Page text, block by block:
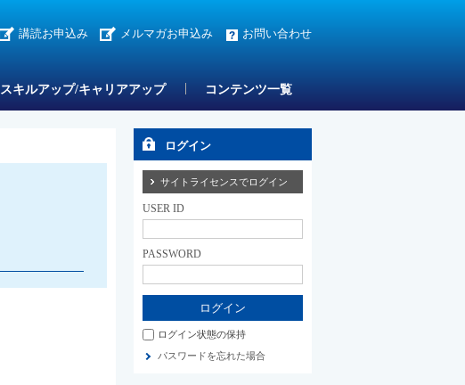
講読お申込み メルマガお申込み お問い合わせ
スキルアップ/キャリアアップ コンテンツ一覧
ログイン
サイトライセンスでログイン
USER ID
PASSWORD
ログイン状態の保持
パスワードを忘れた場合